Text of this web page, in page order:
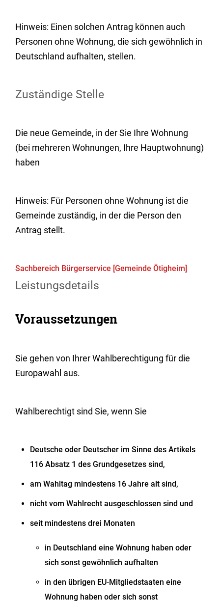
Hinweis: Einen solchen Antrag können auch
Personen ohne Wohnung, die sich gewöhnlich in
Deutschland aufhalten, stellen.
Zuständige Stelle
Die neue Gemeinde, in der Sie Ihre Wohnung
(bei mehreren Wohnungen, Ihre Hauptwohnung)
haben
Hinweis: Für Personen ohne Wohnung ist die
Gemeinde zuständig, in der die Person den
Antrag stellt.
Sachbereich Bürgerservice [Gemeinde Ötigheim]
Leistungsdetails
Voraussetzungen
Sie gehen von Ihrer Wahlberechtigung für die
Europawahl aus.
Wahlberechtigt sind Sie, wenn Sie
Deutsche oder Deutscher im Sinne des Artikels
116 Absatz 1 des Grundgesetzes sind,
am Wahltag mindestens 16 Jahre alt sind,
nicht vom Wahlrecht ausgeschlossen sind und
seit mindestens drei Monaten
in Deutschland eine Wohnung haben oder
sich sonst gewöhnlich aufhalten
in den übrigen EU-Mitgliedstaaten eine
Wohnung haben oder sich sonst